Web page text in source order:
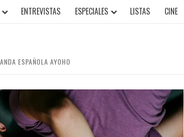
ENTREVISTAS ESPECIALES LISTAS CINE
ESPAÑOLA AYOHO